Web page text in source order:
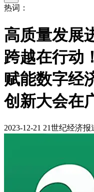
热词：
高质量发展
跨越在行动
赋能数字经
创新大会在
2023-12-21 21世纪经济报